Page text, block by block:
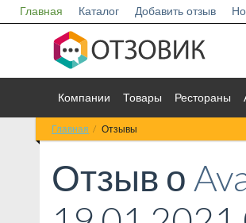
Главная Каталог Добавить отзыв
Компании Товары Рестораны
Главная Отзывы
Отзыв о